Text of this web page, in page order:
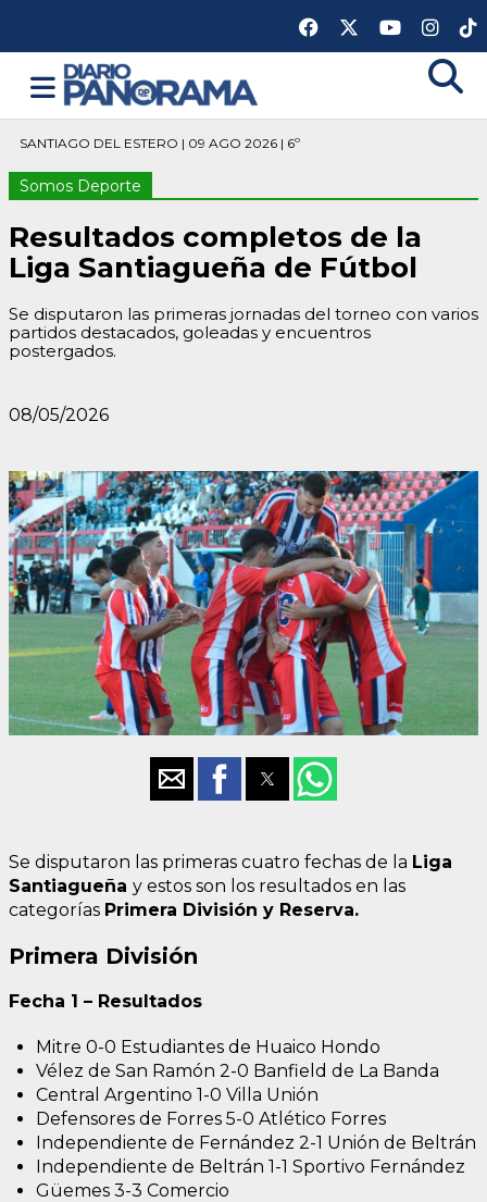
SANTIAGO DEL ESTERO | 09 AGO 2026 | 6º
Somos Deporte
Resultados completos de la
Liga Santiagueña de Fútbol
Se disputaron las primeras jornadas del torneo con varios
partidos destacados, goleadas y encuentros
postergados.
08/05/2026
Se disputaron las primeras cuatro fechas de la Liga
Santiagueña y estos son los resultados en las
categorías Primera División y Reserva.
Primera División
Fecha 1 – Resultados
Mitre 0-0 Estudiantes de Huaico Hondo
Vélez de San Ramón 2-0 Banfield de La Banda
Central Argentino 1-0 Villa Unión
Defensores de Forres 5-0 Atlético Forres
Independiente de Fernández 2-1 Unión de Beltrán
Independiente de Beltrán 1-1 Sportivo Fernández
Güemes 3-3 Comercio